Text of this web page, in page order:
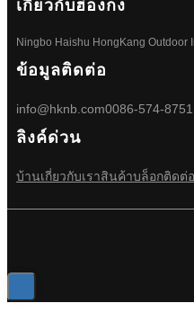
เกี่ยวกับฮ่องกง
Ningbo Haishu HongKang Outdoor
ข้อมูลติดต่อ
info@hknb.com0086-574-
ลิงค์ด่วน
บ้านเกี่ยวกับเราสินค้าบล็อกติดต่อ